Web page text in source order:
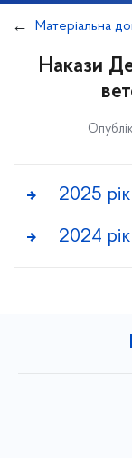
Накази
2025 рік
2024 рік